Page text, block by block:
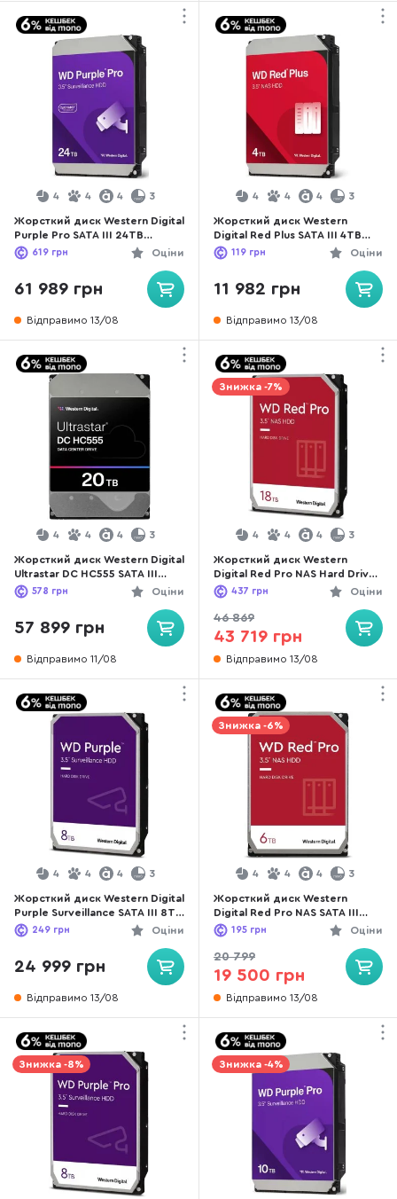
4 4 4 3
Жорсткий диск Western Digital
Purple Pro SATA III 24TB
(WD241PURP)
Оціни
619 грн
61 989 грн
Відправимо 13/08
4 4 4 3
Жорсткий диск Western
Digital Red Plus SATA III 4TB
(WD40EFZZ)
Оціни
119 грн
11 982 грн
Відправимо 13/08
4 4 4 3
Жорсткий диск Western Digital
Ultrastar DC HC555 SATA III
20TB (WUH722020CLE6L4)Оціни
578 грн
57 899 грн
Відправимо 11/08
Знижка -7%
4 4 4 3
Жорсткий диск Western
Digital Red Pro NAS Hard Drive
SATA III 18TB (WD181KFGX)Оціни
437 грн
46 869
43 719 грн
Відправимо 13/08
4 4 4 3
Жорсткий диск Western Digital
Purple Surveillance SATA III 8TB
(WD85PURZ)
Оціни
249 грн
24 999 грн
Відправимо 13/08
Знижка -6%
4 4 4 3
Жорсткий диск Western
Digital Red Pro NAS SATA III
6TB (WD6005FFBX)
Оціни
195 грн
20 799
19 500 грн
Відправимо 13/08
Знижка -8% Знижка -4%